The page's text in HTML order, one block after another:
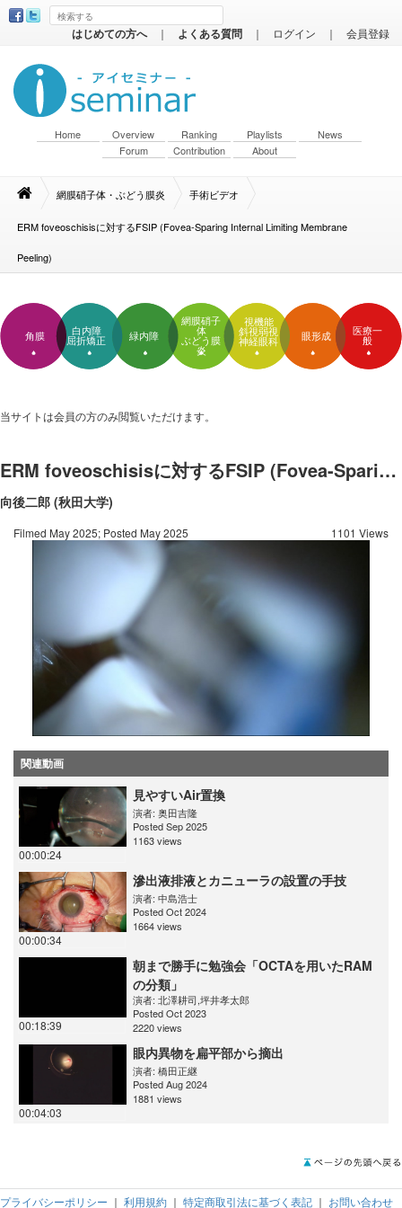
はじめての方へ ｜ よくある質問 ｜ ログイン ｜ 会員登録
Home Overview Ranking Playlists
News
Forum
Contribution About
網膜硝子体・ぶどう膜炎 手術ビデオ
ERM foveoschisisに対するFSIP (Fovea-Sparing Internal Limiting Membrane
Peeling)
角膜
白内障
屈折矯正
緑内障
網膜硝子
体
ぶどう膜
炎
視機能
斜視弱視
神経眼科
眼形成
医療一
般
当サイトは会員の方のみ閲覧いただけます。
ERM foveoschisisに対するFSIP (Fovea-Sparing Internal Limiting Membrane Peeling)
向後二郎 (秋田大学)
Filmed May 2025; Posted May 2025 1101 Views
関連動画
00:00:24
見やすいAir置換
演者: 奥田吉隆
Posted Sep 2025
1163 views
00:00:34
滲出液排液とカニューラの設置の手技
演者: 中島浩士
Posted Oct 2024
1664 views
00:18:39
朝まで勝手に勉強会「OCTAを用いたRAM
の分類」
演者: 北澤耕司,坪井孝太郎
Posted Oct 2023
2220 views
00:04:03
眼内異物を扁平部から摘出
演者: 橋田正継
Posted Aug 2024
1881 views
プライバシーポリシー ｜ 利用規約 ｜ 特定商取引法に基づく表記 ｜ お問い合わせ